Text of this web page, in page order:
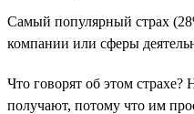
Самый популярный страх
компании или сферы
Что говорят об этом
получают, потому что им